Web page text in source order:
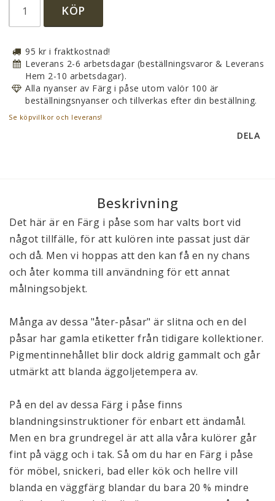
KÖP
95 kr i fraktkostnad!
Leverans 2-6 arbetsdagar (beställningsvaror & Leverans
Hem 2-10 arbetsdagar).
Alla nyanser av Färg i påse utom valör 100 är
beställningsnyanser och tillverkas efter din beställning.
Se köpvillkor och leverans!
DELA
Beskrivning
Det här är en Färg i påse som har valts bort vid
något tillfälle, för att kulören inte passat just där
och då. Men vi hoppas att den kan få en ny chans
och åter komma till användning för ett annat
målningsobjekt.
Många av dessa "åter-påsar" är slitna och en del
påsar har gamla etiketter från tidigare kollektioner.
Pigmentinnehållet blir dock aldrig gammalt och går
utmärkt att blanda äggoljetempera av.
På en del av dessa Färg i påse finns
blandningsinstruktioner för enbart ett ändamål.
Men en bra grundregel är att alla våra kulörer går
fint på vägg och i tak. Så om du har en Färg i påse
för möbel, snickeri, bad eller kök och hellre vill
blanda en väggfärg blandar du bara 20 % mindre